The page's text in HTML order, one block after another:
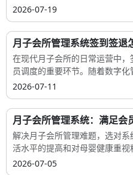
2026-07-19
月子会所管理系统签到签退
在现代月子会所的日常运营中
员调度的重要环节。随着数字化
2026-07-11
月子会所管理系统：满足会
解决月子会所管理难题，选对
活水平的提高和对母婴健康重视
2026-07-05